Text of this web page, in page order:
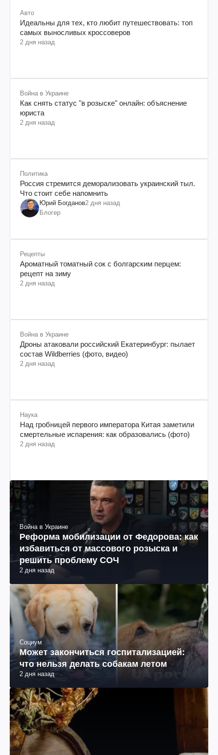
Авто
Идеальны для тех, кто любит путешествовать: топ
самых выносливых кроссоверов
2 дня назад
Война в Украине
Как снять статус "в розыске" онлайн: объяснение
юриста
2 дня назад
Политика
Россия стремится деморализовать украинский тыл.
Что стоит себе напомнить
Юрий Богданов2 дня назад
Блогер
Рецепты
Ароматный томатный сок с болгарским перцем:
рецепт на зиму
2 дня назад
Война в Украине
Дроны атаковали российский Екатеринбург: пылает
состав Wildberries (фото, видео)
2 дня назад
Наука
Над гробницей первого императора Китая заметили
смертельные испарения: как образовались (фото)
2 дня назад
Война в Украине
Реформа мобилизации от Федорова: как
избавиться от массового розыска и
решить проблему СОЧ
2 дня назад
Социум
Может закончиться госпитализацией:
что нельзя делать собакам летом
2 дня назад